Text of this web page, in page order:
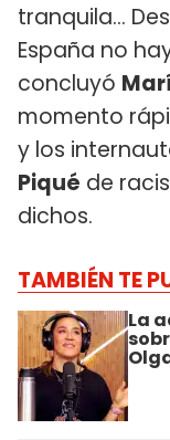
tranquila...
España no
concluyó
momento
y los
Piqué de
dichos.
TAMBIÉN TE
La